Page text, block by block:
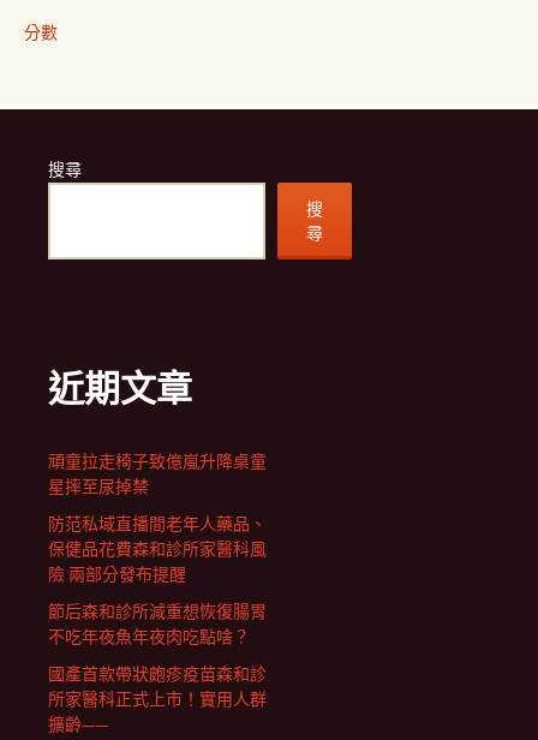
分數
搜尋
搜
尋
近期文章
頑童拉走椅子致億嵐升降桌童
星摔至尿掉禁
防范私域直播間老年人藥品、
保健品花費森和診所家醫科風
險 兩部分發布提醒
節后森和診所減重想恢復腸胃
不吃年夜魚年夜肉吃點啥？
國產首款帶狀皰疹疫苗森和診
所家醫科正式上市！實用人群
擴齡——